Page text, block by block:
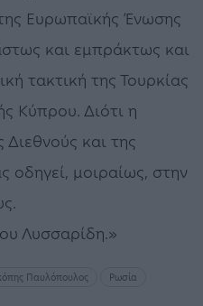
Ευρωπαϊκής Ένωσης
και εμπράκτως και
τακτική της Τουρκίας
Κύπρου. Διότι η
και της
οδηγεί, μοιραίως, στην
Λυσσαρίδη.»
Παυλόπουλος Ρωσία